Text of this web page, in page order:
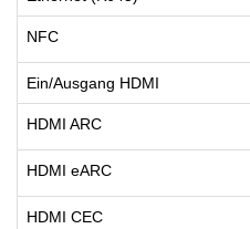
NFC
Ein/Ausgang HDMI
HDMI ARC
HDMI eARC
HDMI CEC